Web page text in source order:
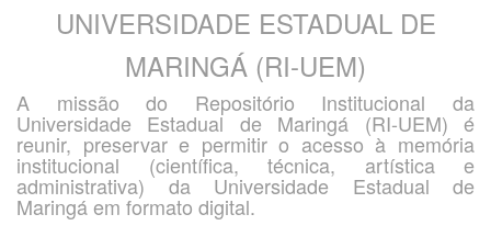
UNIVERSIDADE ESTADUAL DE
MARINGÁ (RI-UEM)
A missão do Repositório Institucional da
Universidade Estadual de Maringá (RI-UEM) é
reunir, preservar e permitir o acesso à memória
institucional (científica, técnica, artística e
administrativa) da Universidade Estadual de
Maringá em formato digital.